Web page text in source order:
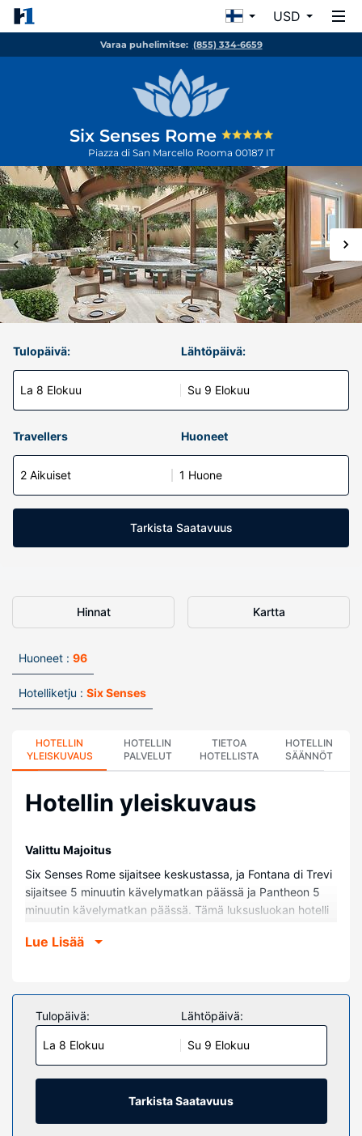
USD
Varaa puhelimitse: (855) 334-6659
Six Senses Rome
Piazza di San Marcello Rooma 00187 IT
Tulopäivä:
La 8 Elokuu
Lähtöpäivä:
Su 9 Elokuu
Travellers Huoneet
2 Aikuiset 1 Huone
Tarkista Saatavuus
Hinnat Kartta
Huoneet : 96
Hotelliketju : Six Senses
HOTELLIN
YLEISKUVAUS
HOTELLIN
PALVELUT
TIETOA
HOTELLISTA
HOTELLIN
SÄÄNNÖT
Hotellin yleiskuvaus
Valittu Majoitus
Six Senses Rome sijaitsee keskustassa, ja Fontana di Trevi
sijaitsee 5 minuutin kävelymatkan päässä ja Pantheon 5
minuutin kävelymatkan päässä. Tämä luksusluokan hotelli
km:n päässä kohteesta Espanjalaiset portaat (Piazza di
Kaikissa 96 huoneessa on ilmastointi, ilmaiset
minibaarituotteet sekä espressokoneet. Huoneiden
memory foam -patjallisissa sängyissä on ylelliset
vuodevaatteet. Mukavuuksiin kuuluu 30-tuumainen
taulutelevisio ja satelliittikanavat. Käytössäsi on myös
ilmainen langaton internetyhteys. Kylpyhuoneesta löytyy
syvä kylpyamme ja bidee.
Lue Lisää
Tulopäivä:
La 8 Elokuu
Lähtöpäivä:
Su 9 Elokuu
Tarkista Saatavuus